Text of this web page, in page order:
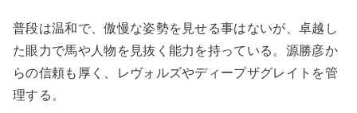
普段は温和で、傲慢な姿勢を見せる事はないが、卓越し
た眼力で馬や人物を見抜く能力を持っている。源勝彦か
らの信頼も厚く、レヴォルズやディープザグレイトを管
理する。